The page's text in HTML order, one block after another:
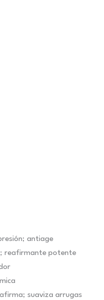
antiage
reafirmante potente
suaviza arrugas